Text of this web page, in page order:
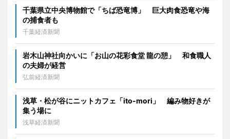
千葉県立中央博物館で「ちば恐竜博」 巨大肉食恐竜や海
の捕食者も
千葉経済新聞
岩木山神社向かいに「お山の花彩食堂 龍の憩」 和食職人
の夫婦が経営
弘前経済新聞
浅草・松が谷にニットカフェ「ito-mori」 編み物好きが
集う場に
浅草経済新聞